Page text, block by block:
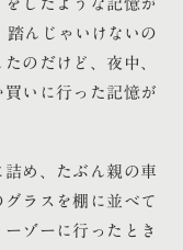
したような記憶が
踏んじゃいけないの
のだけど、夜中、
いに行った記憶が
め、たぶん親の車
ラスを棚に並べて
ゾーに行ったとき